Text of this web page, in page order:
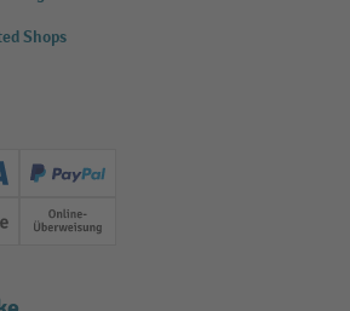
Shops
(Visa)
PayPal
Online-Überweisung